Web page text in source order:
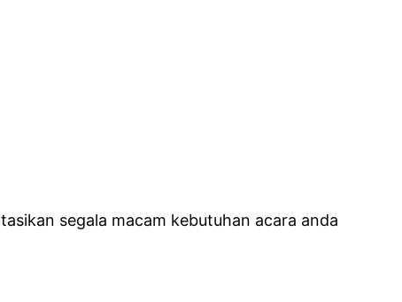
segala macam kebutuhan acara anda